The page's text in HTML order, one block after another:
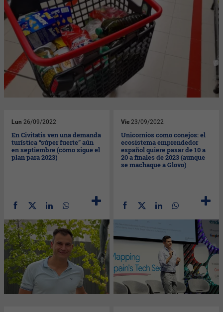
Lun 26/09/2022
En Civitatis ven una demanda
turística “súper fuerte” aún
en septiembre (cómo sigue el
plan para 2023)
Vie 23/09/2022
Unicornios como conejos: el
ecosistema emprendedor
español quiere pasar de 10 a
20 a finales de 2023 (aunque
se machaque a Glovo)